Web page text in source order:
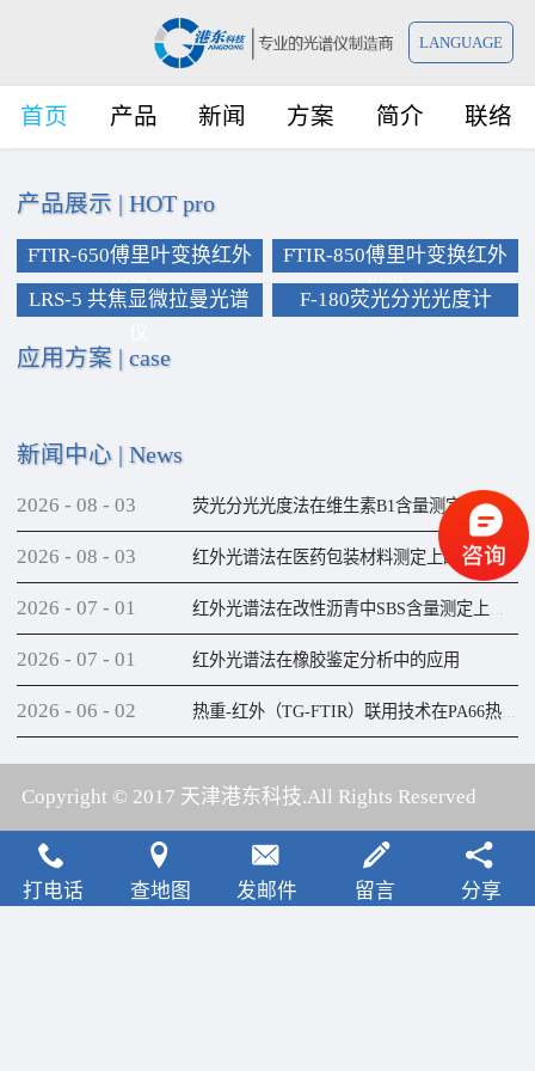
LANGUAGE
首页 产品 新闻 方案 简介 联络
产品展示 HOT pro
FTIR-650傅里叶变换红外
光谱仪
FTIR-850傅里叶变换红外
光谱仪
LRS-5 共焦显微拉曼光谱
F-180荧光分光光度计
应用方案 | case
新闻中心 News
荧光分光光度法在维生素B1含量测定上的应用
2026 - 08 - 03
红外光谱法在医药包装材料测定上的应用
2026 - 08 - 03
红外光谱法在改性沥青中SBS含量测定上的应用
2026 - 07 - 01
红外光谱法在橡胶鉴定分析中的应用
2026 - 07 - 01
热重-红外（TG-FTIR）联用技术在PA66热解研究上的应用
2026 - 06 - 02
Copyright © 2017 天津港东科技.All Rights Reserved
犀牛云提供云计算服务
打电话 查地图 发邮件 留言 分享